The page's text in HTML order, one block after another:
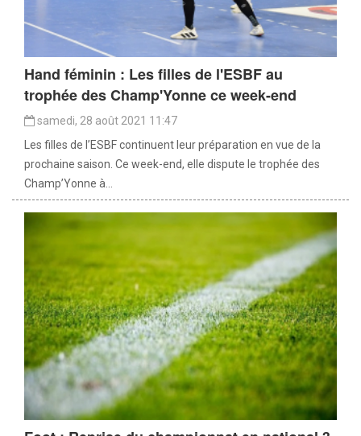
Hand féminin : Les filles de l'ESBF au
trophée des Champ'Yonne ce week-end
samedi, 28 août 2021 11:47
Les filles de l’ESBF continuent leur préparation en vue de la
prochaine saison. Ce week-end, elle dispute le trophée des
Champ’Yonne à...